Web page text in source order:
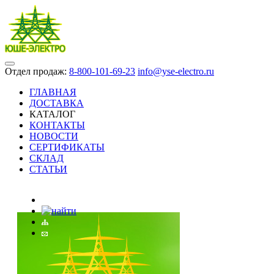
Отдел продаж: 8-800-101-69-23 info@yse-electro.ru
ГЛАВНАЯ
ДОСТАВКА
КАТАЛОГ
КОНТАКТЫ
НОВОСТИ
СЕРТИФИКАТЫ
СКЛАД
СТАТЬИ